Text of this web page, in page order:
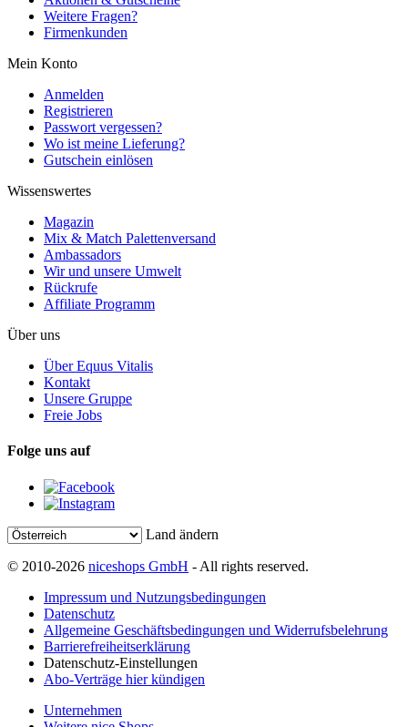
Weitere Fragen?
Firmenkunden
Mein Konto
Anmelden
Registrieren
Passwort vergessen?
Wo ist meine Lieferung?
Gutschein einlösen
Wissenswertes
Magazin
Mix & Match Palettenversand
Ambassadors
Wir und unsere Umwelt
Rückrufe
Affiliate Programm
Über uns
Über Equus Vitalis
Kontakt
Unsere Gruppe
Freie Jobs
Folge uns auf
Land ändern
© 2010-2026 niceshops GmbH - All rights reserved.
Impressum und Nutzungsbedingungen
Datenschutz
Allgemeine Geschäftsbedingungen und Widerrufsbelehrung
Barrierefreiheitserklärung
Datenschutz-Einstellungen
Abo-Verträge hier kündigen
Unternehmen